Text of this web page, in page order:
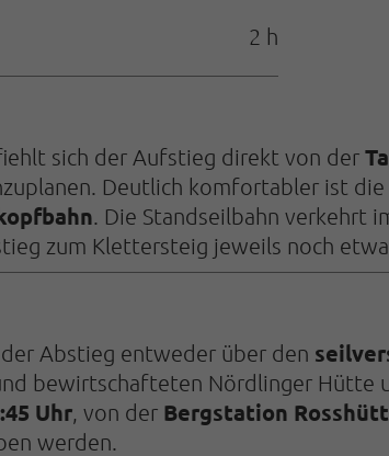
2 h
sich der Aufstieg direkt von der
Deutlich komfortabler ist
. Die Standseilbahn verkehrt
zum Klettersteig jeweils noch
Abstieg entweder über den
bewirtschafteten Nördlinger
Uhr , von der Bergstation
werden.